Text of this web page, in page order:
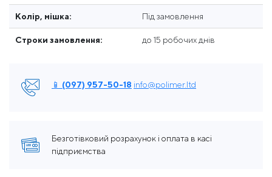
Колір, мішка: Під замовлення
Строки замовлення: до 15 робочих днів
📱 (097) 957-50-18 info@polimer.ltd
Безготівковий розрахунок і оплата в касі
підприємства